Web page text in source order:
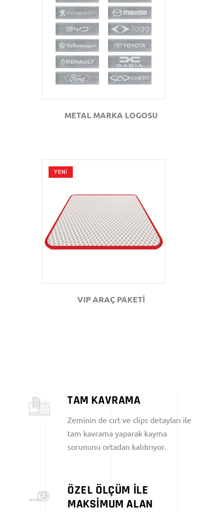
GÖZAT
METAL MARKA LOGOSU
YENİ
GÖZAT
VIP ARAÇ PAKETİ
TAM KAVRAMA
Zeminin de cırt ve clips detayları ile
tam kavrama yaparak kayma
sorununu ortadan kaldırıyor.
ÖZEL ÖLÇÜM İLE
MAKSİMUM ALAN